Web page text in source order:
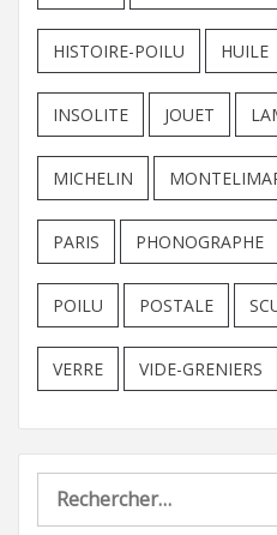
HISTOIRE-POILU HUILE
INSOLITE JOUET
MICHELIN
PARIS PHONOGRAPHE
POILU POSTALE
VERRE VIDE-GRENIERS
Rechercher :